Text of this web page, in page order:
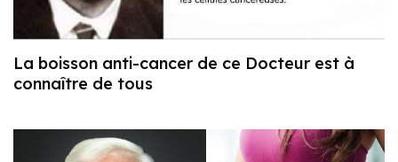
La boisson anti-cancer de ce Docteur est à
connaître de tous